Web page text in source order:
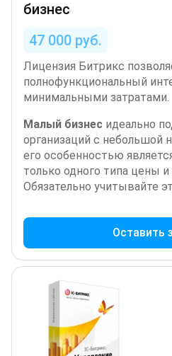
бизнес
47 000 руб.
Лицензия Битрикс
полнофункциональный
минимальными затратами.
Малый бизнес идеально
организаций с небольшой
его особенностью
только одного типа цены и
Обязательно учитывайте
Оставить